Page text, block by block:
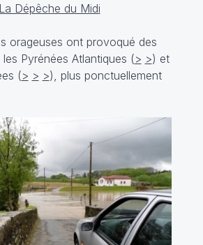
La Dépêche du Midi
orageuses ont provoqué des
Pyrénées Atlantiques (> >) et
(> > >), plus ponctuellement